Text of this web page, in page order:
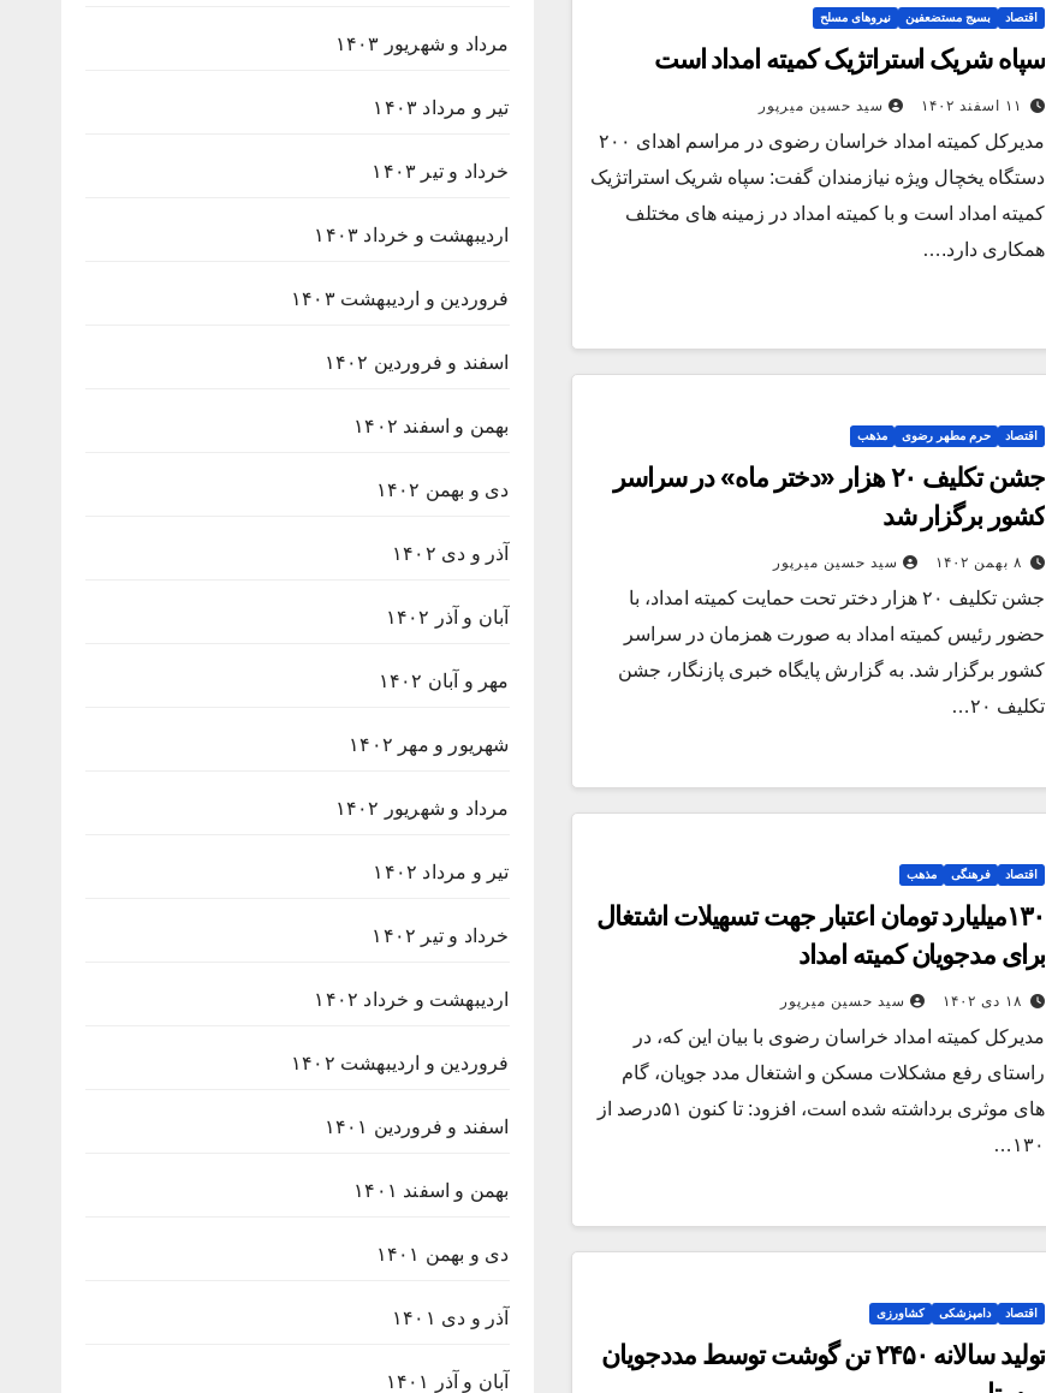
اقتصاد بسیج مستضعفین نیروهای مسلح
سپاه شریک استراتژیک کمیته امداد است
۱۱ اسفند ۱۴۰۲ سید حسین میرپور
مدیرکل کمیته امداد خراسان رضوی در مراسم اهدای ۲۰۰
دستگاه یخچال ویژه نیازمندان گفت: سپاه شریک استراتژیک
کمیته امداد است و با کمیته امداد در زمینه های مختلف
همکاری دارد.…
اقتصاد حرم مطهر رضوی مذهب
جشن تکلیف ٢٠ هزار «دختر ماه» در سراسر
کشور برگزار شد
۸ بهمن ۱۴۰۲ سید حسین میرپور
جشن تکلیف ۲۰ هزار دختر تحت حمایت کمیته امداد، با
حضور رئیس کمیته امداد به صورت همزمان در سراسر
کشور برگزار شد. به گزارش پایگاه خبری پازنگار، جشن
تکلیف ۲۰…
اقتصاد فرهنگی مذهب
۱۳۰میلیارد تومان اعتبار جهت تسهیلات اشتغال
برای مدجویان کمیته امداد
۱۸ دی ۱۴۰۲ سید حسین میرپور
مدیرکل کمیته امداد خراسان رضوی با بیان این که، در
راستای رفع مشکلات مسکن و اشتغال مدد جویان، گام
های موثری برداشته شده است، افزود: تا کنون ۵۱درصد از
۱۳۰…
اقتصاد دامپزشکی کشاورزی
تولید سالانه ۲۴۵۰ تن گوشت توسط مددجویان
مرداد و شهریور ۱۴۰۳
تیر و مرداد ۱۴۰۳
خرداد و تیر ۱۴۰۳
اردیبهشت و خرداد ۱۴۰۳
فروردین و اردیبهشت ۱۴۰۳
اسفند و فروردین ۱۴۰۲
بهمن و اسفند ۱۴۰۲
دی و بهمن ۱۴۰۲
آذر و دی ۱۴۰۲
آبان و آذر ۱۴۰۲
مهر و آبان ۱۴۰۲
شهریور و مهر ۱۴۰۲
مرداد و شهریور ۱۴۰۲
تیر و مرداد ۱۴۰۲
خرداد و تیر ۱۴۰۲
اردیبهشت و خرداد ۱۴۰۲
فروردین و اردیبهشت ۱۴۰۲
اسفند و فروردین ۱۴۰۱
بهمن و اسفند ۱۴۰۱
دی و بهمن ۱۴۰۱
آذر و دی ۱۴۰۱
آبان و آذر ۱۴۰۱